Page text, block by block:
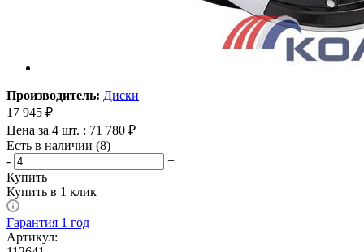
Производитель: Диски
17 945 ₽
Цена за 4 шт. : 71 780 ₽
Есть в наличии (8)
-
+
Купить
Купить в 1 клик
Гарантия 1 год
Артикул: